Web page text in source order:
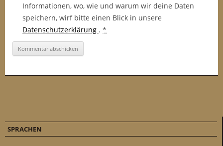
Informationen, wo, wie und warum wir deine Daten
speichern, wirf bitte einen Blick in unsere
Datenschutzerklärung . *
SPRACHEN